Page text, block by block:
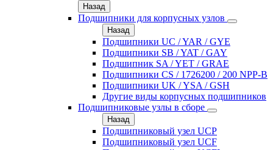
Назад
Подшипники для корпусных узлов
Назад
Подшипники UC / YAR / GYE
Подшипники SB / YAT / GAY
Подшипник SA / YET / GRAE
Подшипники CS / 1726200 / 200 NPP-B
Подшипники UK / YSA / GSH
Другие виды корпусных подшипников
Подшипниковые узлы в сборе
Назад
Подшипниковый узел UCP
Подшипниковый узел UCF